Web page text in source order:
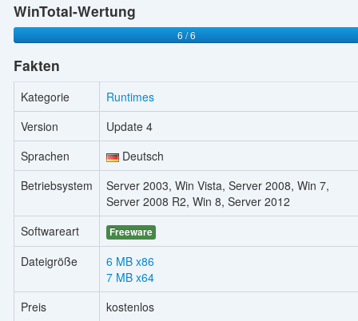
WinTotal-Wertung
6 / 6
Fakten
Kategorie
Runtimes
Version
Update 4
Sprachen
Deutsch
Betriebsystem
Server 2003, Win Vista, Server 2008, Win 7,
Server 2008 R2, Win 8, Server 2012
Softwareart
Freeware
Dateigröße
6 MB x86
7 MB x64
Preis
kostenlos